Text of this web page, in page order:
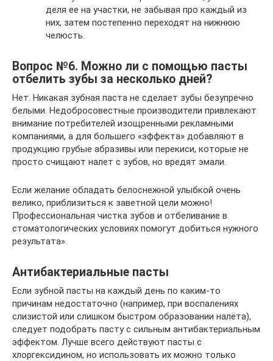
деля ее на участки, не забывая про каждый из
них, затем постепенно переходят на нижнюю
челюсть.
Вопрос №6. Можно ли с помощью пасты
отбелить зубы за несколько дней?
Нет. Никакая зубная паста не сделает зубы безупречно
белыми. Недобросовестные производители привлекают
внимание потребителей изощренными рекламными
компаниями, а для большего «эффекта» добавляют в
продукцию грубые абразивы или перекиси, которые не
просто счищают налет с зубов, но вредят эмали.
Если желание обладать белоснежной улыбкой очень
велико, приблизиться к заветной цели можно!
Профессиональная чистка зубов и отбеливание в
стоматологических условиях помогут добиться нужного
результата».
Антибактериальные пасты
Если зубной пасты на каждый день по каким-то
причинам недостаточно (например, при воспалениях
слизистой или слишком быстром образовании налёта),
следует подобрать пасту с сильным антибактериальным
эффектом. Лучше всего действуют пасты с
хлоргексидином, но использовать их можно только